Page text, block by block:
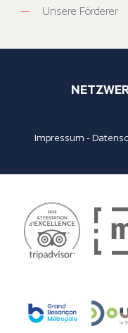
Unsere Förderer
Impressum -